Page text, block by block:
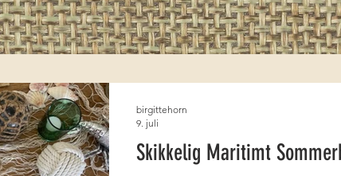
Skikkelig Maritimt
birgittehorn
9. juli